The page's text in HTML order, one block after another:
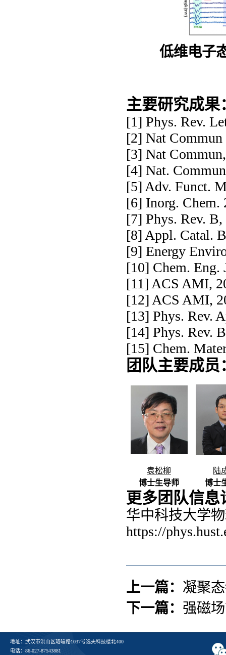
低维电子
主要研究成果
[1] Phys. Rev.
[2] Nat Commun
[3] Nat
[4] Nat.
[5] Adv. Funct.
[6] Inorg. Chem.
[7] Phys. Rev.
[8] Appl. Catal.
[9] Energy
[10] Chem. Eng.
[11] ACS AMI,
[12] ACS AMI,
[13] Phys. Rev.
[14] Phys. Rev.
[15] Chem.
团队主要成员
袁松柳
陆
博士生导师
博士
更多团队信息
华中科技大学
https://
上一篇： 凝聚
下一篇： 强磁
地址：武汉市洪山区珞喻路1037号逸夫科技楼北400
电话：86-027-87543881